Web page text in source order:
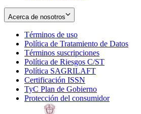
Acerca de nosotros
Términos de uso
in
new
window
Política de Tratamiento de Datos
Términos suscripciones
in
Política de Riesgos C/ST
Política SAGRILAFT
new
window
Certificación ISSN
in
new
TyC Plan de Gobierno
in
Protección del consumidorOpens